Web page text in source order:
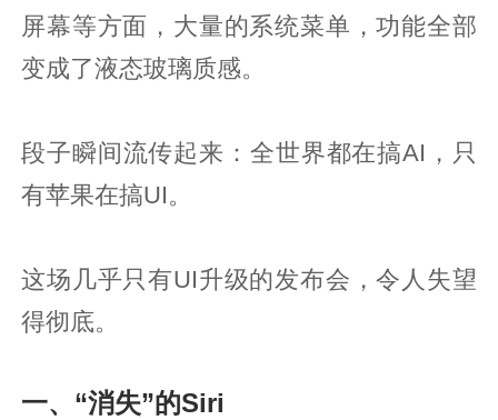
屏幕等方面，大量的系统菜单，功能全部
变成了液态玻璃质感。
段子瞬间流传起来：全世界都在搞AI，只
有苹果在搞UI。
这场几乎只有UI升级的发布会，令人失望
得彻底。
一、“消失”的Siri